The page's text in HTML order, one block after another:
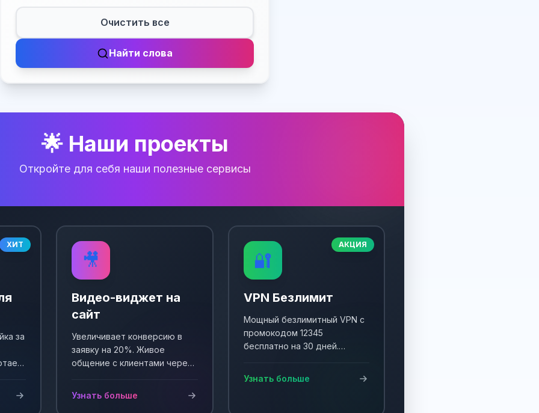
Очистить все
Найти слова
🌟 Наши проекты
Откройте для себя наши полезные сервисы
ХИТ
за
🎥
Видео-виджет на
сайт
Увеличивает конверсию в
заявку на 20%. Живое
общение с клиентами через
Узнать больше
АКЦИЯ
🔐
VPN Безлимит
Мощный безлимитный VPN с
промокодом 12345
бесплатно на 30 дней.
Узнать больше